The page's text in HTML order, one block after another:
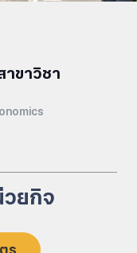
ขาวิชา
วยกิจ
ร